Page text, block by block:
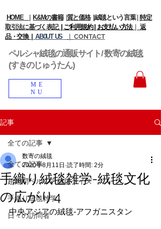
HOME K&Mの書籍| 質と価格| 絨毯という言葉 |特定
取引法に基づく表記
| ご利用規約 | お支払い方法
返
品・交換 |
AB0UT US CONTACT
ペルシャ絨毯の通販サイト/ 数寄の絨毯
(すきのじゅうたん)
ME
NU
記事
全ての記事
超難問ペルシア絨毯クイズ
手織り絨毯雑学
日々の訪問者
全ての記事
手織り絨毯雑学-絨毯文化
の広がり4
数寄の絨毯
2020年8月11日 読了時間: 2分
中央アジアの絨毯-アフガニスタン